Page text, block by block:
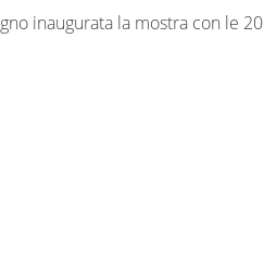
inaugurata la mostra con le 20